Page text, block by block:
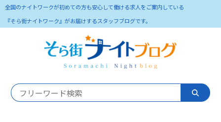
全国のナイトワークが初めての方も安心して働ける求人をご案内している
『そら街ナイトワーク』がお届けするスタッフブログです。